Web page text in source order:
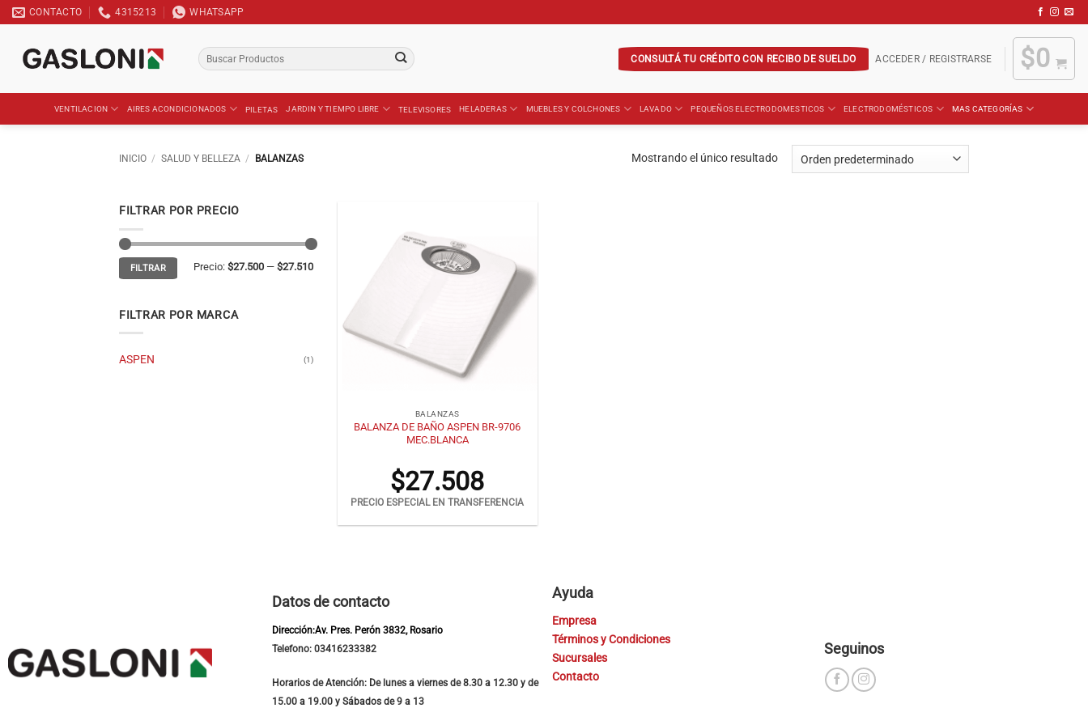
Saltar
al
contenido
CONTACTO 4315213 WHATSAPP
Buscar
por:
CONSULTÁ TU CRÉDITO CON RECIBO DE SUELDO ACCEDER / REGISTRARSE $0
VENTILACION AIRES ACONDICIONADOS PILETAS JARDIN Y TIEMPO LIBRE TELEVISORES HELADERAS MUEBLES Y COLCHONES LAVADO PEQUEÑOS ELECTRODOMESTICOS ELECTRODOMÉSTICOS MAS CATEGORÍAS
INICIO / SALUD Y BELLEZA / BALANZAS Mostrando el único resultado
FILTRAR POR PRECIO
Precio
mínimo
Precio
máximo
FILTRAR Precio: $27.500 — $27.510
FILTRAR POR MARCA
ASPEN (1)
BALANZAS
BALANZA DE BAÑO ASPEN BR-9706
MEC.BLANCA
$27.508
PRECIO ESPECIAL EN TRANSFERENCIA
Datos de contacto
Dirección:Av. Pres. Perón 3832, Rosario
Telefono: 03416233382
Horarios de Atención: De lunes a viernes de 8.30 a 12.30 y de
15.00 a 19.00 y Sábados de 9 a 13
Ayuda
Empresa
Términos y Condiciones
Sucursales
Contacto
Seguinos